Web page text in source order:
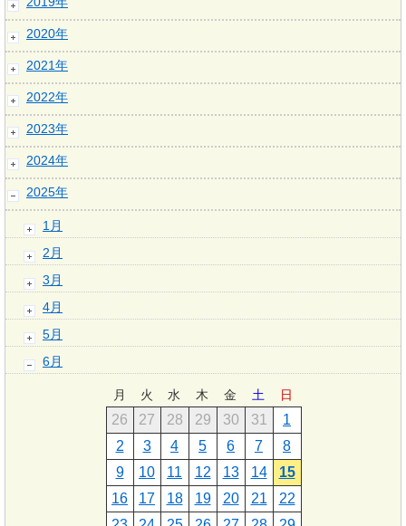
2020年
2021年
2022年
2023年
2024年
2025年
1月
2月
3月
4月
5月
6月
月 火 水 木 金 土 日
26 27 28 29 30 31
1
2
3 4 5 6 7
8
9
10 11 12 13 14
15
16
17 18 19 20 21
22